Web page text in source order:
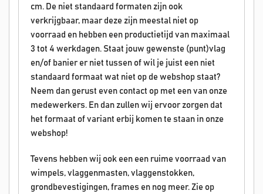
cm. De niet standaard formaten zijn ook
verkrijgbaar, maar deze zijn meestal niet op
voorraad en hebben een productietijd van maximaal
3 tot 4 werkdagen. Staat jouw gewenste (punt)vlag
en/of banier er niet tussen of wil je juist een niet
standaard formaat wat niet op de webshop staat?
Neem dan gerust even contact op met een van onze
medewerkers. En dan zullen wij ervoor zorgen dat
het formaat of variant erbij komen te staan in onze
webshop!
Tevens hebben wij ook een een ruime voorraad van
wimpels, vlaggenmasten, vlaggenstokken,
grondbevestigingen, frames en nog meer. Zie op